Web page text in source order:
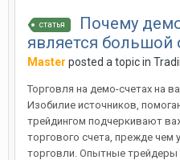
статья
Почему
является большой
Master posted a topic in
Торговля на демо-счетах на
Изобилие источников,
трейдингом подчеркивают
торгового счета, прежде чем
торговли. Опытные трейдеры